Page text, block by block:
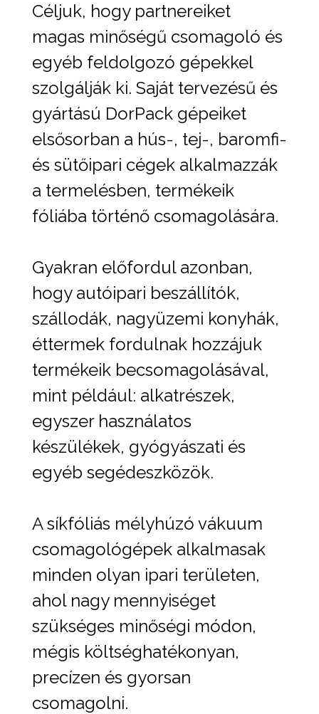
Céljuk, hogy partnereiket
magas minőségű csomagoló és
egyéb feldolgozó gépekkel
szolgálják ki. Saját tervezésű és
gyártású DorPack gépeiket
elsősorban a hús-, tej-, baromfi-
és sütőipari cégek alkalmazzák
a termelésben, termékeik
fóliába történő csomagolására.
Gyakran előfordul azonban,
hogy autóipari beszállítók,
szállodák, nagyüzemi konyhák,
éttermek fordulnak hozzájuk
termékeik becsomagolásával,
mint például: alkatrészek,
egyszer használatos
készülékek, gyógyászati és
egyéb segédeszközök.
A síkfóliás mélyhúzó vákuum
csomagológépek alkalmasak
minden olyan ipari területen,
ahol nagy mennyiséget
szükséges minőségi módon,
mégis költséghatékonyan,
precízen és gyorsan
csomagolni.